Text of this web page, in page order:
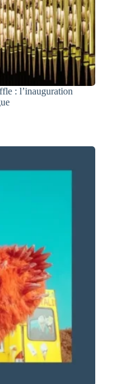
: l’inauguration